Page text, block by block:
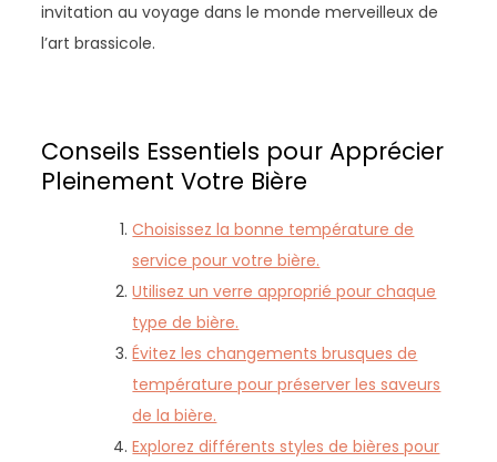
invitation au voyage dans le monde merveilleux de
l’art brassicole.
Conseils Essentiels pour Apprécier
Pleinement Votre Bière
Choisissez la bonne température de
service pour votre bière.
Utilisez un verre approprié pour chaque
type de bière.
Évitez les changements brusques de
température pour préserver les saveurs
de la bière.
Explorez différents styles de bières pour